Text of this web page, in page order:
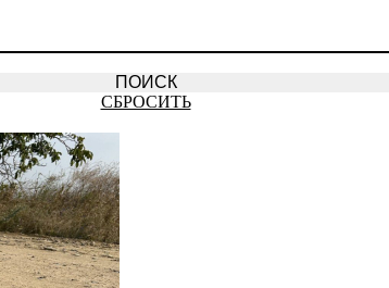
СБРОСИТЬ